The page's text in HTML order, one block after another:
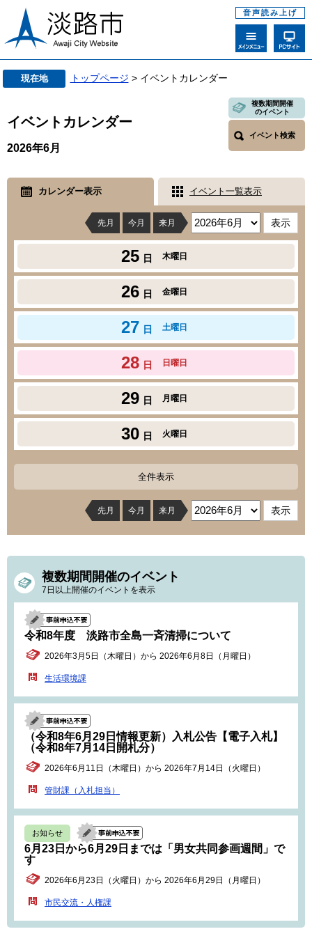
音声読み上げ
現在地 トップページ > イベントカレンダー
イベントカレンダー
複数期間開催
のイベント
イベント検索
2026年6月
カレンダー表示 イベント一覧表示
先月 今月 来月
25 日 木曜日
26 日 金曜日
27 日 土曜日
28 日 日曜日
29 日 月曜日
30 日 火曜日
全件表示
先月 今月 来月
複数期間開催のイベント
7日以上開催のイベントを表示
令和8年度 淡路市全島一斉清掃について
2026年3月5日（木曜日）から 2026年6月8日（月曜日）
生活環境課
（令和8年6月29日情報更新）入札公告【電子入札】
（令和8年7月14日開札分）
2026年6月11日（木曜日）から 2026年7月14日（火曜日）
管財課（入札担当）
お知らせ
6月23日から6月29日までは「男女共同参画週間」で
す
2026年6月23日（火曜日）から 2026年6月29日（月曜日）
市民交流・人権課